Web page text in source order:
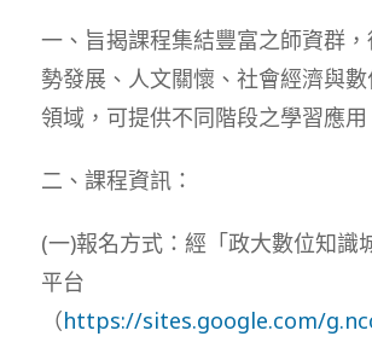
一、旨揭課程集結豐富之師資群
勢發展、人文關懷、社會經濟與
領域，可提供不同階段之學習應用
二、課程資訊：
(一)報名方式：經「政大數位知識
平台
（https://sites.google.com/